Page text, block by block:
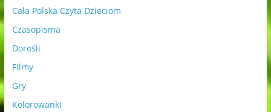
Cała Polska Czyta Dzieciom
Czasopisma
Dorośli
Filmy
Gry
Kolorowanki